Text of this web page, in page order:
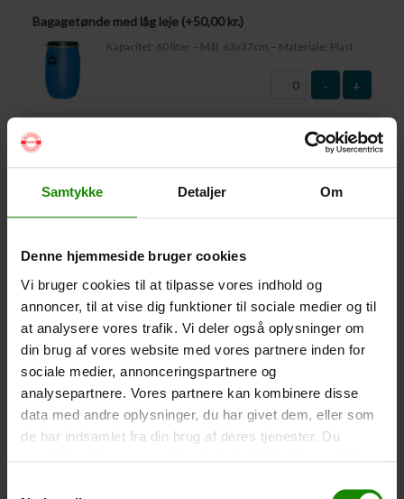
Samtykke Detaljer Om
Denne hjemmeside bruger cookies
Vi bruger cookies til at tilpasse vores indhold og
annoncer, til at vise dig funktioner til sociale medier og til
at analysere vores trafik. Vi deler også oplysninger om
din brug af vores website med vores partnere inden for
sociale medier, annonceringspartnere og
analysepartnere. Vores partnere kan kombinere disse
data med andre oplysninger, du har givet dem, eller som
de har indsamlet fra din brug af deres tjenester. Du
Bagagetønde med låg leje (+50,00kr.)
Kapacitet: 60 liter – Mål: 63x37cm – Materiale: Plast
- +
Vandtæt Pakpose Large (+
Materiale: -100% Polyester
Vandtæt Pakpose Small (+75,00kr.)
Volume: 6 liter – Størrelse: 18x18x35cm. – Materiale:
100% Polyester
- +
Vandtæt Smartphone Etui (+60,00kr.)
Størrelse 22,5×11,5cm. Telefonen kan betjenes når
den er i etuiet. Vandtæt ned til 1 meter.